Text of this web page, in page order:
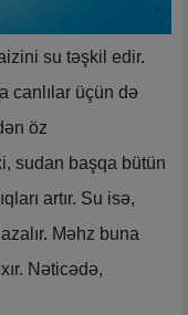
su təşkil edir.
canlılar üçün də
öz
sudan başqa bütün
artır. Su isə,
Məhz buna
Nəticədə,